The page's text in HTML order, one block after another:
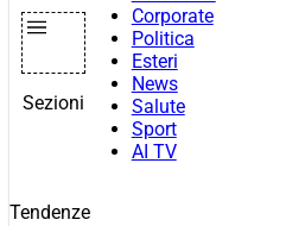
Sezioni
Corporate
Politica
Esteri
News
Salute
Sport
AI TV
Tendenze